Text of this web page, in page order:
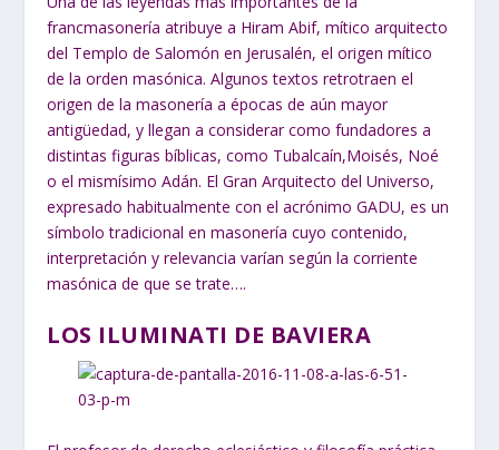
francmasonería atribuye a Hiram Abif, mítico arquitecto
del Templo de Salomón en Jerusalén, el origen mítico
de la orden masónica. Algunos textos retrotraen el
origen de la masonería a épocas de aún mayor
antigüedad, y llegan a considerar como fundadores a
distintas figuras bíblicas, como Tubalcaín,Moisés, Noé
o el mismísimo Adán. El Gran Arquitecto del Universo,
expresado habitualmente con el acrónimo GADU, es un
símbolo tradicional en masonería cuyo contenido,
interpretación y relevancia varían según la corriente
masónica de que se trate….
LOS ILUMINATI DE BAVIERA